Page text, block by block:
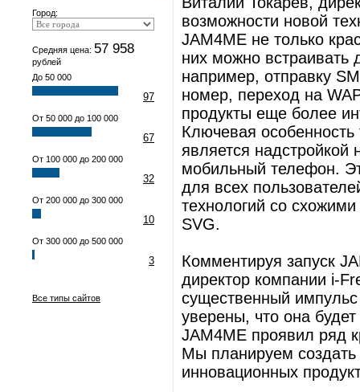
Город:
Средняя цена: 57 958
рублей
До 50 000
97
От 50 000 до 100 000
67
От 100 000 до 200 000
32
От 200 000 до 300 000
10
От 300 000 до 500 000
3
Все типы сайтов
возможности новой
JAM4ME не только
них можно встраивать
например, отправку
номер, переход на
продукты еще более
Ключевая особенность
является
мобильный телефон.
для всех
технологий со
SVG.
Комментируя запуск
директор компании i-
существенный
уверены, что она
JAM4ME проявил ряд
Мы планируем
инновационных